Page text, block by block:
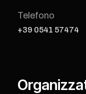
Telefono
+39 0541 57474